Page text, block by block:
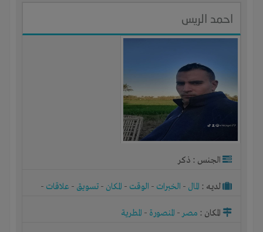
احمد الريس
الجنس : ذكر
لديـه : المال - الخبرات - الوقت - المكان - تسويق - علاقات -
المكان : مصر- المنصورة - المطرية